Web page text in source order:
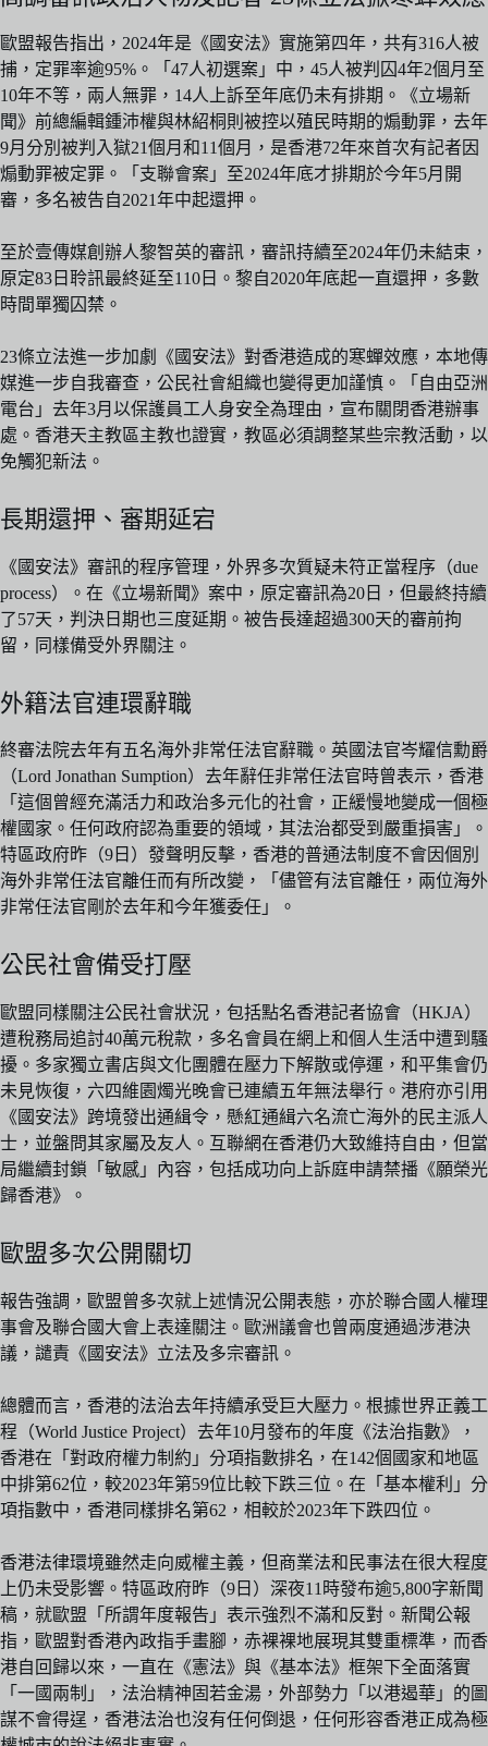
歐盟報告指出，2024年是《國安法》實施第四年，共有316人被
捕，定罪率逾95%。「47人初選案」中，45人被判囚4年2個月至
10年不等，兩人無罪，14人上訴至年底仍未有排期。《立場新
聞》前總編輯鍾沛權與林紹桐則被控以殖民時期的煽動罪，去年
9月分別被判入獄21個月和11個月，是香港72年來首次有記者因
煽動罪被定罪。「支聯會案」至2024年底才排期於今年5月開
審，多名被告自2021年中起還押。
至於壹傳媒創辦人黎智英的審訊，審訊持續至2024年仍未結束，
原定83日聆訊最終延至110日。黎自2020年底起一直還押，多數
時間單獨囚禁。
23條立法進一步加劇《國安法》對香港造成的寒蟬效應，本地傳
媒進一步自我審查，公民社會組織也變得更加謹慎。「自由亞洲
電台」去年3月以保護員工人身安全為理由，宣布關閉香港辦事
處。香港天主教區主教也證實，教區必須調整某些宗教活動，以
免觸犯新法。
長期還押、審期延宕
《國安法》審訊的程序管理，外界多次質疑未符正當程序（due
process）。在《立場新聞》案中，原定審訊為20日，但最終持續
了57天，判決日期也三度延期。被告長達超過300天的審前拘
留，同樣備受外界關注。
外籍法官連環辭職
終審法院去年有五名海外非常任法官辭職。英國法官岑耀信勳爵
（Lord Jonathan Sumption）去年辭任非常任法官時曾表示，香港
「這個曾經充滿活力和政治多元化的社會，正緩慢地變成一個極
權國家。任何政府認為重要的領域，其法治都受到嚴重損害」。
特區政府昨（9日）發聲明反擊，香港的普通法制度不會因個別
海外非常任法官離任而有所改變，「儘管有法官離任，兩位海外
非常任法官剛於去年和今年獲委任」。
公民社會備受打壓
歐盟同樣關注公民社會狀況，包括點名香港記者協會（HKJA）
遭稅務局追討40萬元稅款，多名會員在網上和個人生活中遭到騷
擾。多家獨立書店與文化團體在壓力下解散或停運，和平集會仍
未見恢復，六四維園燭光晚會已連續五年無法舉行。港府亦引用
《國安法》跨境發出通緝令，懸紅通緝六名流亡海外的民主派人
士，並盤問其家屬及友人。互聯網在香港仍大致維持自由，但當
局繼續封鎖「敏感」內容，包括成功向上訴庭申請禁播《願榮光
歸香港》。
歐盟多次公開關切
報告強調，歐盟曾多次就上述情況公開表態，亦於聯合國人權理
事會及聯合國大會上表達關注。歐洲議會也曾兩度通過涉港決
議，譴責《國安法》立法及多宗審訊。
總體而言，香港的法治去年持續承受巨大壓力。根據世界正義工
程（World Justice Project）去年10月發布的年度《法治指數》，
香港在「對政府權力制約」分項指數排名，在142個國家和地區
中排第62位，較2023年第59位比較下跌三位。在「基本權利」分
項指數中，香港同樣排名第62，相較於2023年下跌四位。
香港法律環境雖然走向威權主義，但商業法和民事法在很大程度
上仍未受影響。特區政府昨（9日）深夜11時發布逾5,800字新聞
稿，就歐盟「所謂年度報告」表示強烈不滿和反對。新聞公報
指，歐盟對香港內政指手畫腳，赤裸裸地展現其雙重標準，而香
港自回歸以來，一直在《憲法》與《基本法》框架下全面落實
「一國兩制」，法治精神固若金湯，外部勢力「以港遏華」的圖
謀不會得逞，香港法治也沒有任何倒退，任何形容香港正成為極